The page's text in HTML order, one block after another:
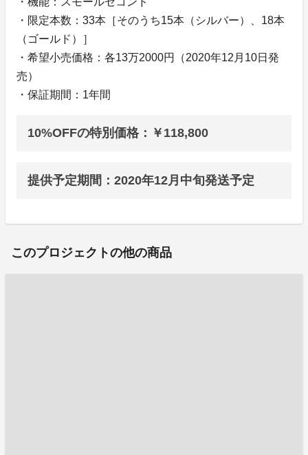
・限定本数：33本［そのうち15本（シルバー）、18本
（ゴールド）］
・希望小売価格：各13万2000円（2020年12月10日発
売）
・保証期間：1年間
10%OFFの特別価格：￥118,800
提供予定期間：2020年12月中旬発送予定
このプロジェクトの他の商品